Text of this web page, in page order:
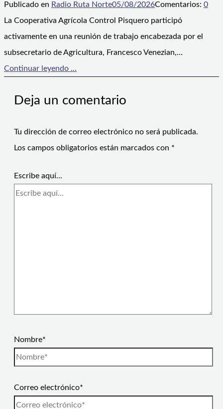
Publicado en Radio Ruta Norte05/08/2026Comentarios: 0
La Cooperativa Agrícola Control Pisquero participó
activamente en una reunión de trabajo encabezada por el
subsecretario de Agricultura, Francesco Venezian,…
Continuar leyendo ...
Deja un comentario
Tu dirección de correo electrónico no será publicada.
Los campos obligatorios están marcados con *
Escribe aquí...
Nombre*
Correo electrónico*